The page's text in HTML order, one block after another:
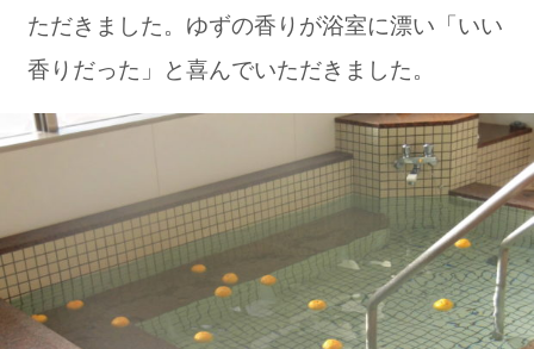
ただきました。ゆずの香りが浴室に漂い「いい
香りだった」と喜んでいただきました。